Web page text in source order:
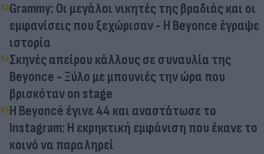
Grammy: Οι μεγάλοι νικητές της βραδιάς και οι
εμφανίσεις που ξεχώρισαν - Η Beyonce έγραψε
ιστορία
Σκηνές απείρου κάλλους σε συναυλία της
Beyonce - Ξύλο με μπουνιές την ώρα που
βρισκόταν on stage
Η Beyoncé έγινε 44 και αναστάτωσε το
Instagram: Η εκρηκτική εμφάνιση που έκανε το
κοινό να παραληρεί